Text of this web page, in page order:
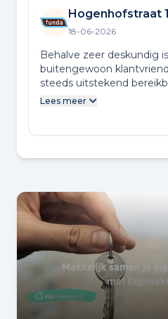
Hogenhofstraat
18-06-2026
Behalve zeer deskundig
buitengewoon
steeds uitstekend
behulpzaam. Er komt
oplevering - verliep
Lees meer